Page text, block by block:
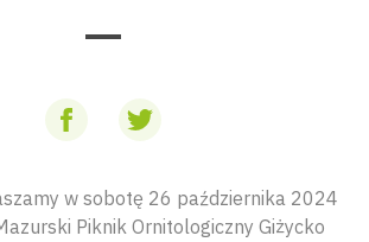
w sobotę 26 października 2024
Piknik Ornitologiczny Giżycko